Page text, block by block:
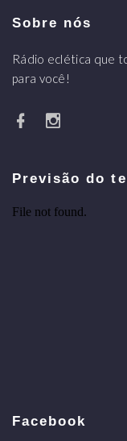
Sobre nós
Rádio eclética que
para você!
Previsão do
Facebook